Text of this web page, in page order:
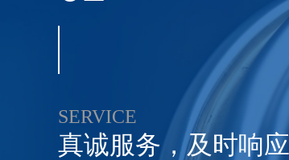
SERVICE
真诚服务，及时响应